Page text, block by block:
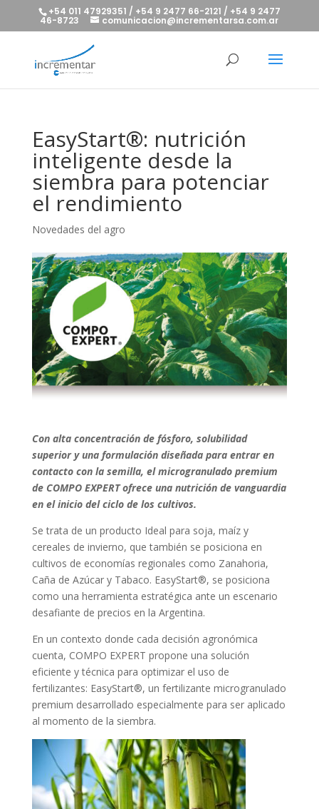
+54 011 47929351 / +54 9 2477 66-2121 / +54 9 2477
46-8723 comunicacion@incrementarsa.com.ar
EasyStart®: nutrición
inteligente desde la
siembra para potenciar
el rendimiento
Novedades del agro
Con alta concentración de fósforo, solubilidad
superior y una formulación diseñada para entrar en
contacto con la semilla, el microgranulado premium
de COMPO EXPERT ofrece una nutrición de vanguardia
en el inicio del ciclo de los cultivos.
Se trata de un producto Ideal para soja, maíz y
cereales de invierno, que también se posiciona en
cultivos de economías regionales como Zanahoria,
Caña de Azúcar y Tabaco. EasyStart®, se posiciona
como una herramienta estratégica ante un escenario
desafiante de precios en la Argentina.
En un contexto donde cada decisión agronómica
cuenta, COMPO EXPERT propone una solución
eficiente y técnica para optimizar el uso de
fertilizantes: EasyStart®, un fertilizante microgranulado
premium desarrollado especialmente para ser aplicado
al momento de la siembra.